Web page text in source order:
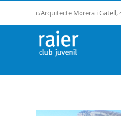
contenido
c/Arquitecte Morera i Gatell,